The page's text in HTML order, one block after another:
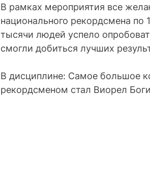
В рамках мероприятия все
национального рекордсмена по
тысячи людей успело
смогли добиться лучших
В дисциплине: Самое большое
рекордсменом стал Виорел